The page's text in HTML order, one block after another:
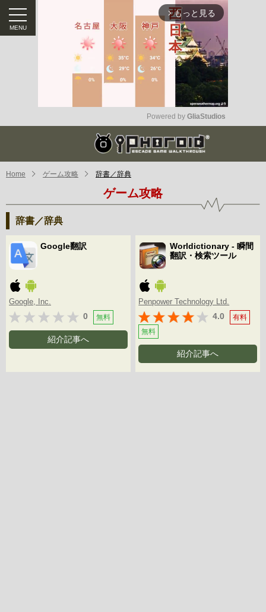
arrow_forward_ios もっと見る
Mute
Powered by GliaStudios
Home ゲーム攻略 辞書／辞典
ゲーム攻略
辞書／辞典
Google翻訳
Google, Inc.
0 無料
紹介記事へ
Worldictionary - 瞬間
翻訳・検索ツール
Penpower Technology Ltd.
4.0
有料
無料
紹介記事へ